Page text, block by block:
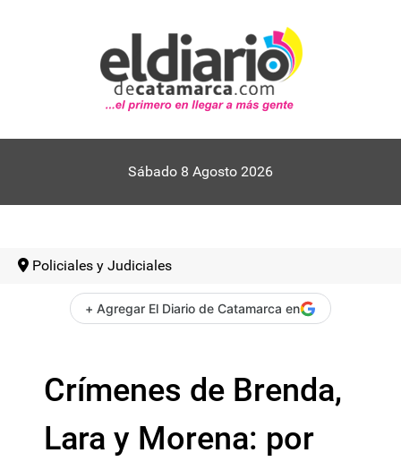
Sábado 8 Agosto 2026
Policiales y Judiciales
+ Agregar El Diario de Catamarca en
Crímenes de Brenda,
Lara y Morena: por